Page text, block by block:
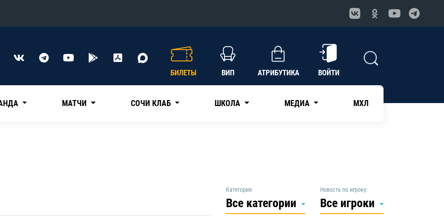
Конференция «Восток»
КХЛ
БИЛЕТЫ ВИП АТРИБУТИКА ВОЙТИ
МАТЧИ СОЧИ КЛАБ ШКОЛА МЕДИА МХЛ
Категория:
Все категории
Новость по игроку:
Все игроки